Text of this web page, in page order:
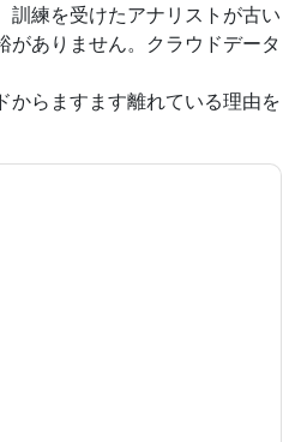
訓練を受けたアナリストが古い
がありません。クラウドデータ
からますます離れている理由を